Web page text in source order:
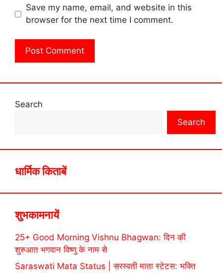
Save my name, email, and website in this
browser for the next time I comment.
Search
Search
धार्मिक किताबें
शुभकामनायें
25+ Good Morning Vishnu Bhagwan: दिन की
शुरुआत भगवान विष्णु के नाम से
Saraswati Mata Status | सरस्वती माता स्टेटस: भक्ति